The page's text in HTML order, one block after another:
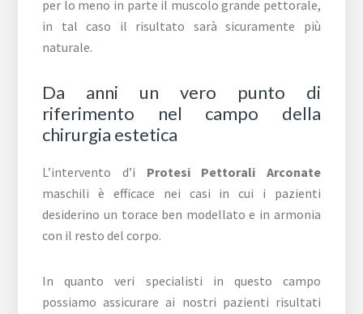
per lo meno in parte il muscolo grande pettorale,
in tal caso il risultato sarà sicuramente più
naturale.
Da anni un vero punto di
riferimento nel campo della
chirurgia estetica
L’intervento d’i Protesi Pettorali Arconate
maschili è efficace nei casi in cui i pazienti
desiderino un torace ben modellato e in armonia
con il resto del corpo.
In quanto veri specialisti in questo campo
possiamo assicurare ai nostri pazienti risultati